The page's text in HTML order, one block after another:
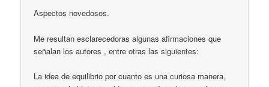
Aspectos novedosos.
Me resultan esclarecedoras algunas afirmaciones que
señalan los autores , entre otras las siguientes:
La idea de equilibrio por cuanto es una curiosa manera,